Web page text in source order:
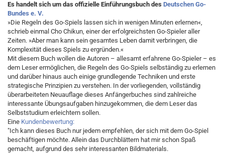
Es handelt sich um das offizielle Einführungsbuch des Deutschen Go-
Bundes e. V.
»Die Regeln des Go-Spiels lassen sich in wenigen Minuten erlernen«,
schrieb einmal Cho Chikun, einer der erfolg­reichsten Go-Spieler aller
Zeiten. »Aber man kann sein gesamtes Leben damit verbringen, die
Komplexität dieses Spiels zu ergründen.«
Mit diesem Buch wollen die Autoren – allesamt erfahrene Go-Spieler – es
dem Leser ermöglichen, die Regeln des Go-Spiels selbständig zu erlernen
und darüber hinaus auch einige grundlegende Techniken und erste
strategische Prinzi­­­pi­­­en zu verstehen. In der vorliegenden, vollständig
überarbeiteten Neuauflage dieses Anfängerbuches sind zahlreiche
interessante Übungsaufgaben hinzugekommen, die dem Leser das
Selbststudium erleichtern sollen.
Eine Kundenbewertung:
"Ich kann dieses Buch nur jedem empfehlen, der sich mit dem Go-Spiel
beschäftigen möchte. Allein das Durchblättern hat mir schon Spaß
gemacht, aufgrund des sehr interessanten Bildmaterials.